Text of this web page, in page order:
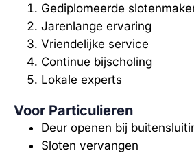
Gediplomeerde
Jarenlange ervaring
Vriendelijke service
Continue bijscholing
Lokale experts
Voor Particulieren
Deur openen bij
Sloten vervangen